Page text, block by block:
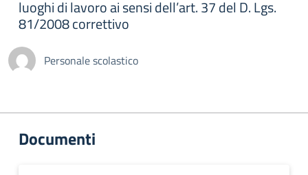
luoghi di lavoro ai sensi dell’art. 37 del D. Lgs.
81/2008 correttivo
Personale scolastico
Documenti